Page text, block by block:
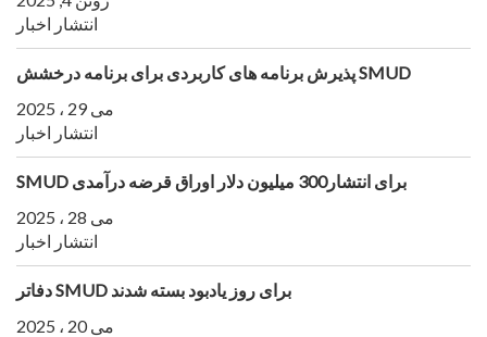
انتشار اخبار
پذیرش برنامه های کاربردی برای برنامه درخشش SMUD
می 29 ، 2025
انتشار اخبار
SMUD برای انتشار300 میلیون دلار اوراق قرضه درآمدی
می 28 ، 2025
انتشار اخبار
دفاتر SMUD برای روز یادبود بسته شدند
می 20 ، 2025